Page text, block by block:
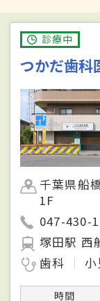
診療中
つかだ歯科
千葉県船
1F
047-430-
塚田駅 西
歯科
時間